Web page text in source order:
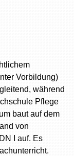
Vorbildung)
während
Pflege
baut auf dem
von
I auf. Es